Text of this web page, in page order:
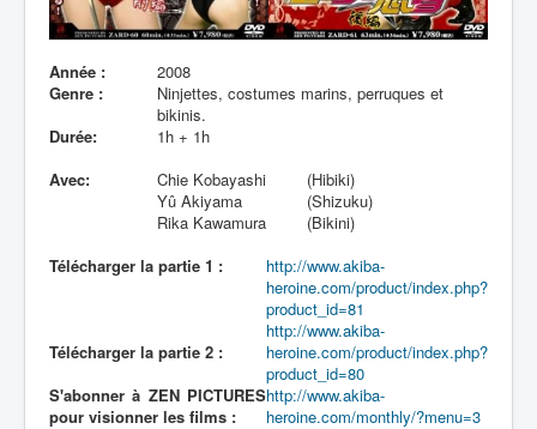
Année :
2008
Genre :
Ninjettes, costumes marins, perruques et
bikinis.
Durée:
1h + 1h
Avec:
Chie Kobayashi
(Hibiki)
Yû Akiyama
(Shizuku)
Rika Kawamura
(Bikini)
Télécharger la partie 1 :
http://www.akiba-
heroine.com/product/index.php?
product_id=81
Télécharger la partie 2 :
http://www.akiba-
heroine.com/product/index.php?
product_id=80
S'abonner à ZEN PICTURES
pour visionner les films :
http://www.akiba-
heroine.com/monthly/?menu=3